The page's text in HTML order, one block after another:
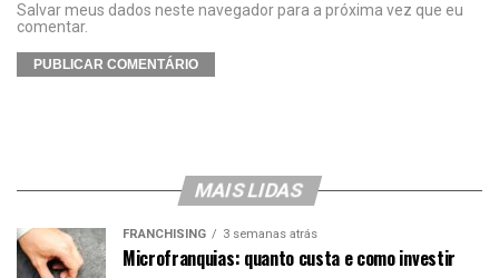
Salvar meus dados neste navegador para a próxima vez que eu
comentar.
MAIS LIDAS
FRANCHISING 3 semanas atrás
Microfranquias: quanto custa e como investir